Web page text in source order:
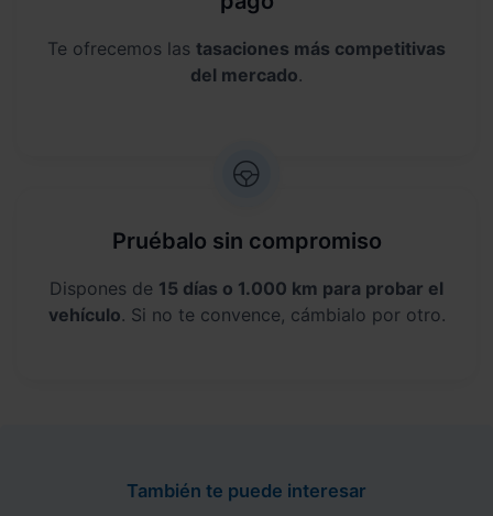
Te ofrecemos las tasaciones más competitivas
del mercado.
Pruébalo sin compromiso
Dispones de 15 días o 1.000 km para probar el
vehículo. Si no te convence, cámbialo por otro.
También te puede interesar